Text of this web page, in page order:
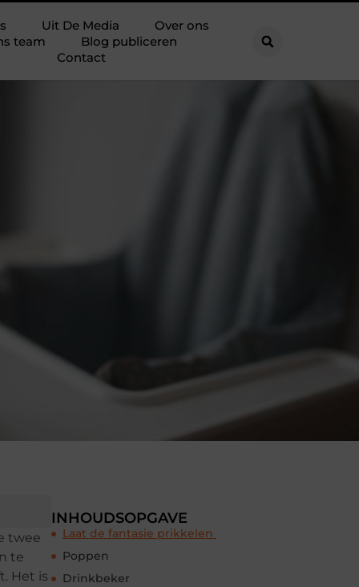
Uit De Media
Over ons
team
Blog publiceren
Contact
twee
te
Het is
INHOUDSOPGAVE
Laat de fantasie prikkelen
Poppen
Drinkbeker